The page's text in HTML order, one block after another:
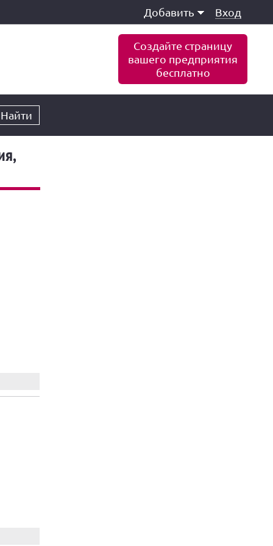
Добавить Вход
Создайте страницу
вашего предприятия
бесплатно
Найти